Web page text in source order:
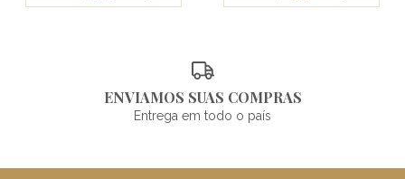
ENVIAMOS SUAS COMPRAS
Entrega em todo o país